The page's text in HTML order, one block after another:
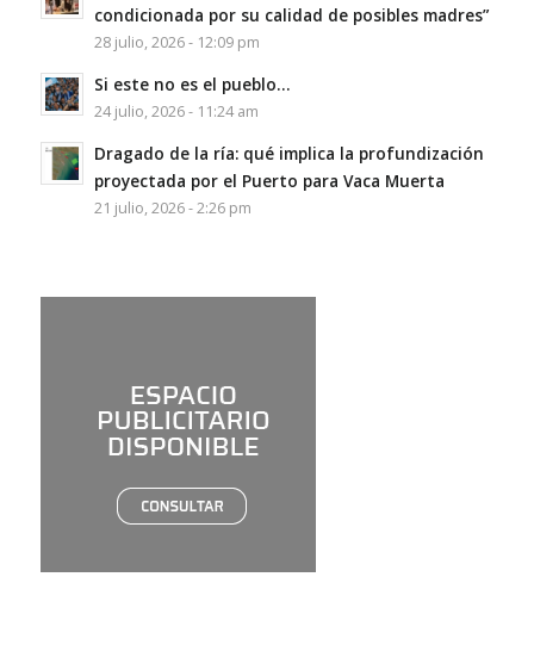
condicionada por su calidad de posibles madres”
28 julio, 2026 - 12:09 pm
Si este no es el pueblo…
24 julio, 2026 - 11:24 am
Dragado de la ría: qué implica la profundización
proyectada por el Puerto para Vaca Muerta
21 julio, 2026 - 2:26 pm